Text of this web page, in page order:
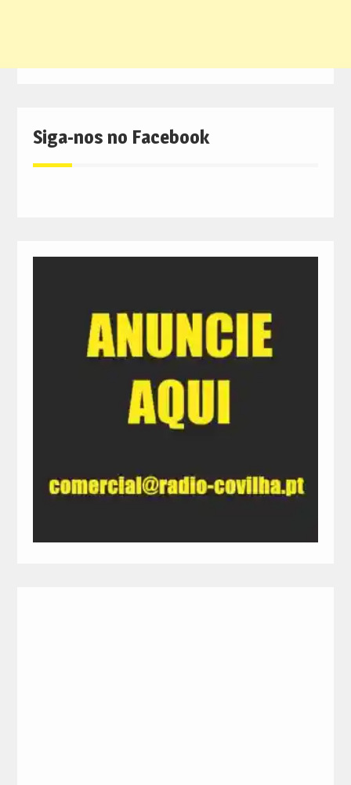
Siga-nos no Facebook